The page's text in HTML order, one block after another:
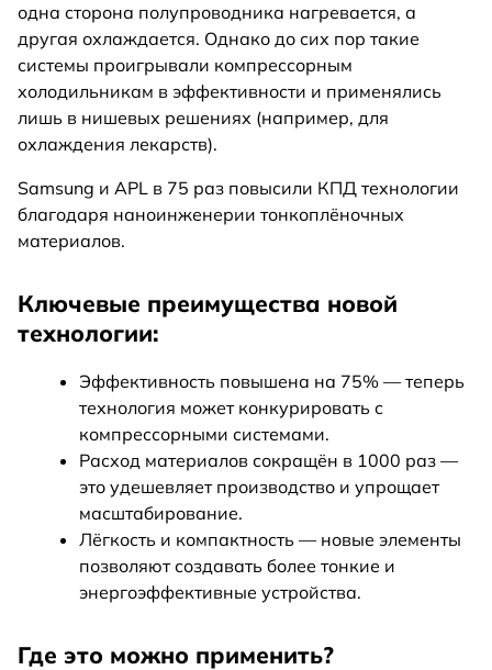
одна сторона полупроводника нагревается, а
другая охлаждается. Однако до сих пор такие
системы проигрывали компрессорным
холодильникам в эффективности и применялись
лишь в нишевых решениях (например, для
охлаждения лекарств).
Samsung и APL в 75 раз повысили КПД технологии
благодаря наноинженерии тонкоплёночных
материалов.
Ключевые преимущества новой
технологии:
Эффективность повышена на 75% — теперь
технология может конкурировать с
компрессорными системами.
Расход материалов сокращён в 1000 раз —
это удешевляет производство и упрощает
масштабирование.
Лёгкость и компактность — новые элементы
позволяют создавать более тонкие и
энергоэффективные устройства.
Где это можно применить?